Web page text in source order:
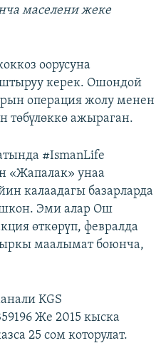
маселени жеке
оорусуна
керек. Ошондой
операция жолу менен
төбүлөккө ажыраган.
#IsmanLife
«Жапалак» унаа
калаадагы базарларда
Эми алар Ош
өткөрүп, февралда
маалымат боюнча,
KGS
Же 2015 кыска
25 сом которулат.